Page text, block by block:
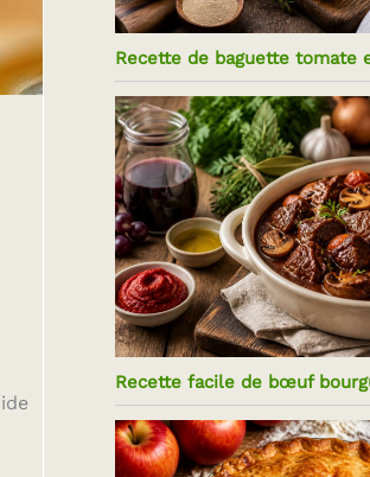
Recette de baguette tomate
Recette facile de bœuf